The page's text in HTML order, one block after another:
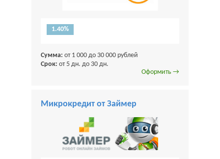
1.40%
Сумма: от 1 000 до 30 000 рублей
Срок: от 5 дн. до 30 дн.
Оформить →
Микрокредит от Займер